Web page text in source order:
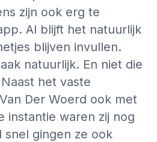
zijn ook erg te
Al blijft het natuurlijk
blijven invullen.
natuurlijk. En niet die
het vaste
Der Woerd ook met
instantie waren zij nog
snel gingen ze ook